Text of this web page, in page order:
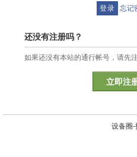
忘记
还没有注册吗？
如果还没有本站的通行帐号，请先
立即注
设备圈-